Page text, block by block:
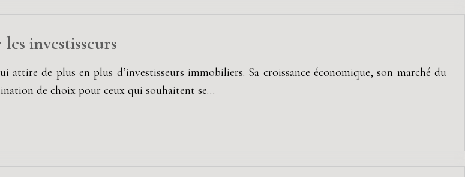
investisseurs
de plus en plus d’investisseurs immobiliers. Sa croissance économique, son marché du
de choix pour ceux qui souhaitent se…